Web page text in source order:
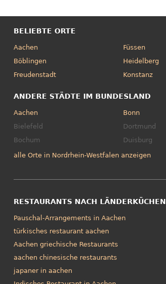
BELIEBTE ORTE
Aachen
Böblingen
Freudenstadt
Füssen
Heidelberg
Konstanz
ANDERE STÄDTE IM BUNDESLAND
Aachen
Bielefeld
Bochum
Bonn
Dortmund
Duisburg
alle Orte in Nordrhein-Westfalen anzeigen
RESTAURANTS NACH LÄNDERKÜCHEN
Pauschal-Arrangements in Aachen
türkisches restaurant aachen
Aachen griechische Restaurants
aachen chinesische restaurants
japaner in aachen